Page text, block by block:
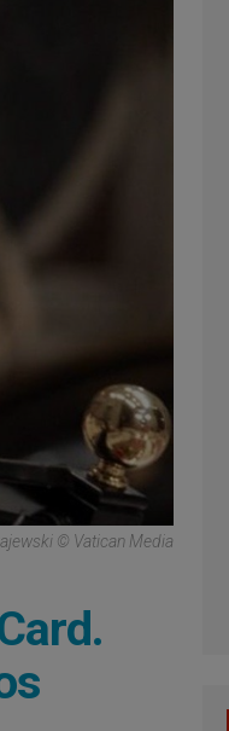
© Vatican Media